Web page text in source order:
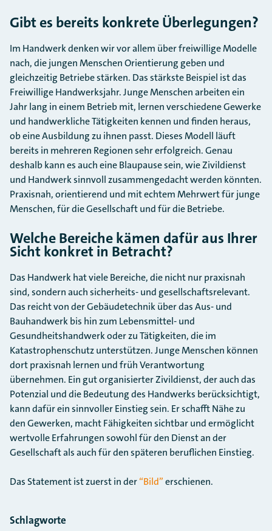
Gibt es bereits konkrete Überlegungen?
Im Handwerk denken wir vor allem über freiwillige Modelle
nach, die jungen Menschen Orientierung geben und
gleichzeitig Betriebe stärken. Das stärkste Beispiel ist das
Freiwillige Handwerksjahr. Junge Menschen arbeiten ein
Jahr lang in einem Betrieb mit, lernen verschiedene Gewerke
und handwerkliche Tätigkeiten kennen und finden heraus,
ob eine Ausbildung zu ihnen passt. Dieses Modell läuft
bereits in mehreren Regionen sehr erfolgreich. Genau
deshalb kann es auch eine Blaupause sein, wie Zivildienst
und Handwerk sinnvoll zusammengedacht werden könnten.
Praxisnah, orientierend und mit echtem Mehrwert für junge
Menschen, für die Gesellschaft und für die Betriebe.
Welche Bereiche kämen dafür aus Ihrer
Sicht konkret in Betracht?
Das Handwerk hat viele Bereiche, die nicht nur praxisnah
sind, sondern auch sicherheits- und gesellschaftsrelevant.
Das reicht von der Gebäudetechnik über das Aus- und
Bauhandwerk bis hin zum Lebensmittel- und
Gesundheitshandwerk oder zu Tätigkeiten, die im
Katastrophenschutz unterstützen. Junge Menschen können
dort praxisnah lernen und früh Verantwortung
übernehmen. Ein gut organisierter Zivildienst, der auch das
Potenzial und die Bedeutung des Handwerks berücksichtigt,
kann dafür ein sinnvoller Einstieg sein. Er schafft Nähe zu
den Gewerken, macht Fähigkeiten sichtbar und ermöglicht
wertvolle Erfahrungen sowohl für den Dienst an der
Gesellschaft als auch für den späteren beruflichen Einstieg.
Das Statement ist zuerst in der“Bild”erschienen.
Schlagworte